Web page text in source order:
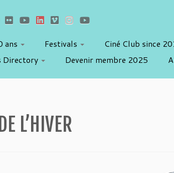
ans Festivals Ciné Club since
Directory
Devenir membre 2025
L’HIVER